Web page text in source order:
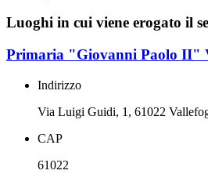
Luoghi in cui viene erogato il
Primaria "Giovanni Paolo II"
Indirizzo
Via Luigi Guidi, 1, 61022
CAP
61022